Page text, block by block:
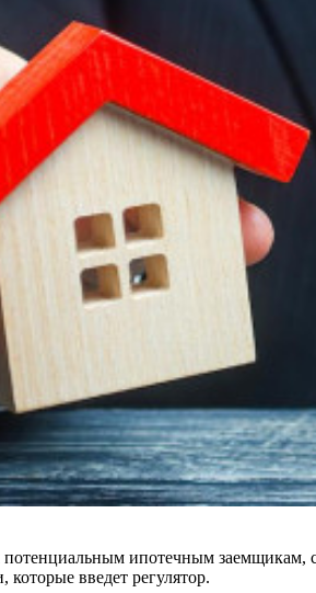
потенциальным ипотечным
введет регулятор.